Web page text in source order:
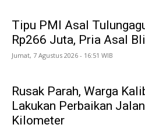
Tipu PMI Asal
Rp266 Juta, Pria Asal
Jumat, 7 Agustus 2026 - 16:51 WIB
Rusak Parah, Warga
Lakukan Perbaikan
Kilometer